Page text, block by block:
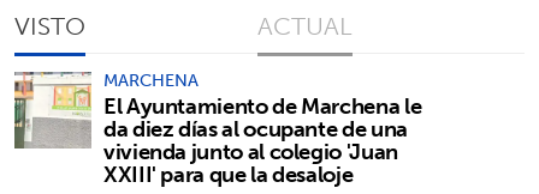
VISTO ACTUAL
MARCHENA
El Ayuntamiento de Marchena le
da diez días al ocupante de una
vivienda junto al colegio 'Juan
XXIII' para que la desaloje